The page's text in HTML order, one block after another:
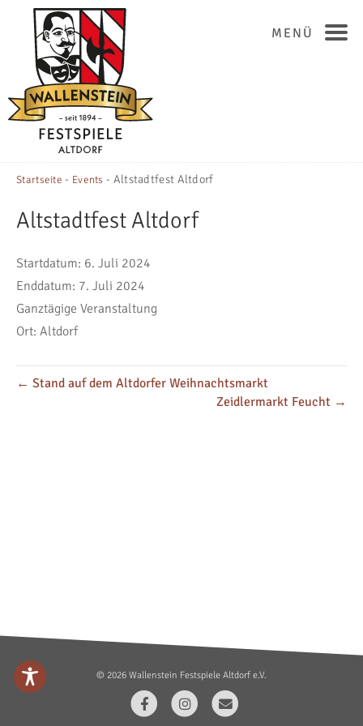
Startseite - Events - Altstadtfest Altdorf
Altstadtfest Altdorf
Startdatum: 6. Juli 2024
Enddatum: 7. Juli 2024
Ganztägige Veranstaltung
Ort: Altdorf
← Stand auf dem Altdorfer Weihnachtsmarkt
Zeidlermarkt Feucht →
© 2026 Wallenstein Festspiele Altdorf e.V.
F
I
E
MENÜ